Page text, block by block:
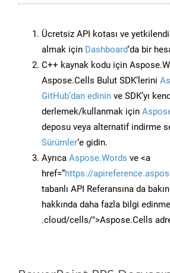
Ücretsiz API kotası ve
almak için Dashboard‘da bir
C++ kaynak kodu için
Aspose.Cells Bulut SDK’lerini
GitHub’dan edinin ve SDK’yı
derlemek/kullanmak için
deposu veya alternatif indirme
Sürümler‘e gidin.
Ayrıca Aspose.Words ve <a
href=“https://
tabanlı API Referansına da
hakkında daha fazla bilgi
.cloud/cells/">Aspose.Cells